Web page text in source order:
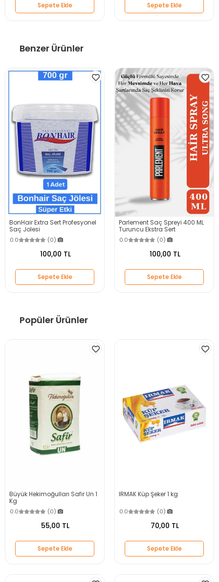
Sepete Ekle Sepete Ekle
Benzer Ürünler
BonHair Extra Sert Profesyonel
Saç Jolesi
0.0 (0)
100,00 TL
Sepete Ekle
Parlement Saç Spreyi 400 ML
Turuncu Ekstra Sert
0.0 (0)
100,00 TL
Sepete Ekle
Popüler Ürünler
Büyük Hekimoğulları Safir Un 1
Kg
0.0 (0)
55,00 TL
Sepete Ekle
IRMAK Küp Şeker 1 kg
0.0 (0)
70,00 TL
Sepete Ekle